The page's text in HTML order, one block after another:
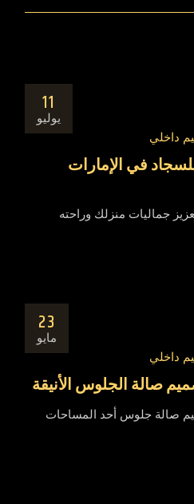
11
يوليو
داخلي
رائع للسجاد في الإمارات
جماليات منزلك وراحته
23
مايو
داخلي
صالة الجلوس الأنيقة
صالة جلوس أحد المساحات